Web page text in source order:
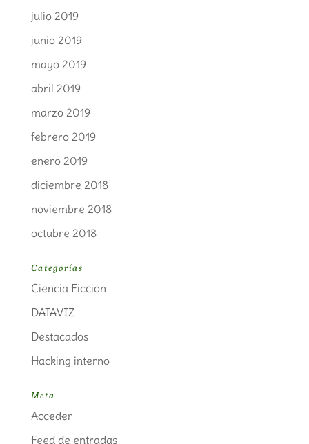
julio 2019
junio 2019
mayo 2019
abril 2019
marzo 2019
febrero 2019
enero 2019
diciembre 2018
noviembre 2018
octubre 2018
Categorías
Ciencia Ficcion
DATAVIZ
Destacados
Hacking interno
Meta
Acceder
Feed de entradas